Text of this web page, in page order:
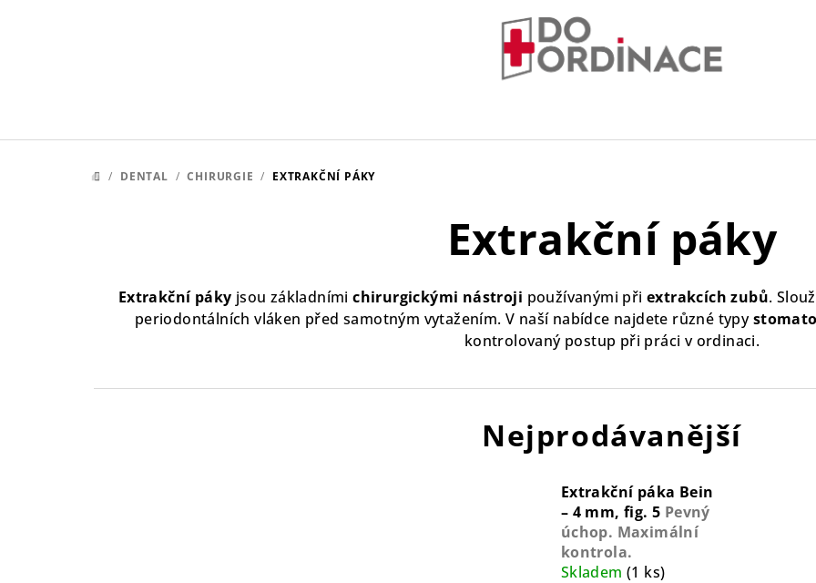
DOMŮ
/ DENTAL / CHIRURGIE / EXTRAKČNÍ PÁKY
Extrakční páky
Extrakční páky jsou základnímichirurgickými nástroji používanými při extrakcích zubů.
periodontálních vláken před samotným vytažením. V naší nabídce najdete různé typy
kontrolovaný postup při práci v ordinaci.
Nejprodávanější
Extrakční páka Bein
– 4 mm, fig. 5 Pevný
úchop. Maximální
kontrola.
Skladem (1 ks)